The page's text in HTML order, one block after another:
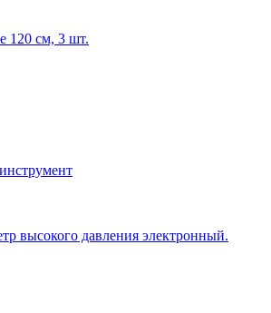
120 см, 3 шт.
высокого давления электронный.